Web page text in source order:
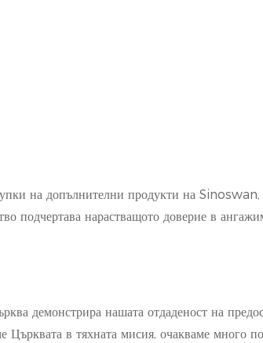
на допълнителни продукти на Sinoswan,
подчертава нарастващото доверие в
демонстрира нашата отдаденост на
в тяхната мисия, очакваме много по